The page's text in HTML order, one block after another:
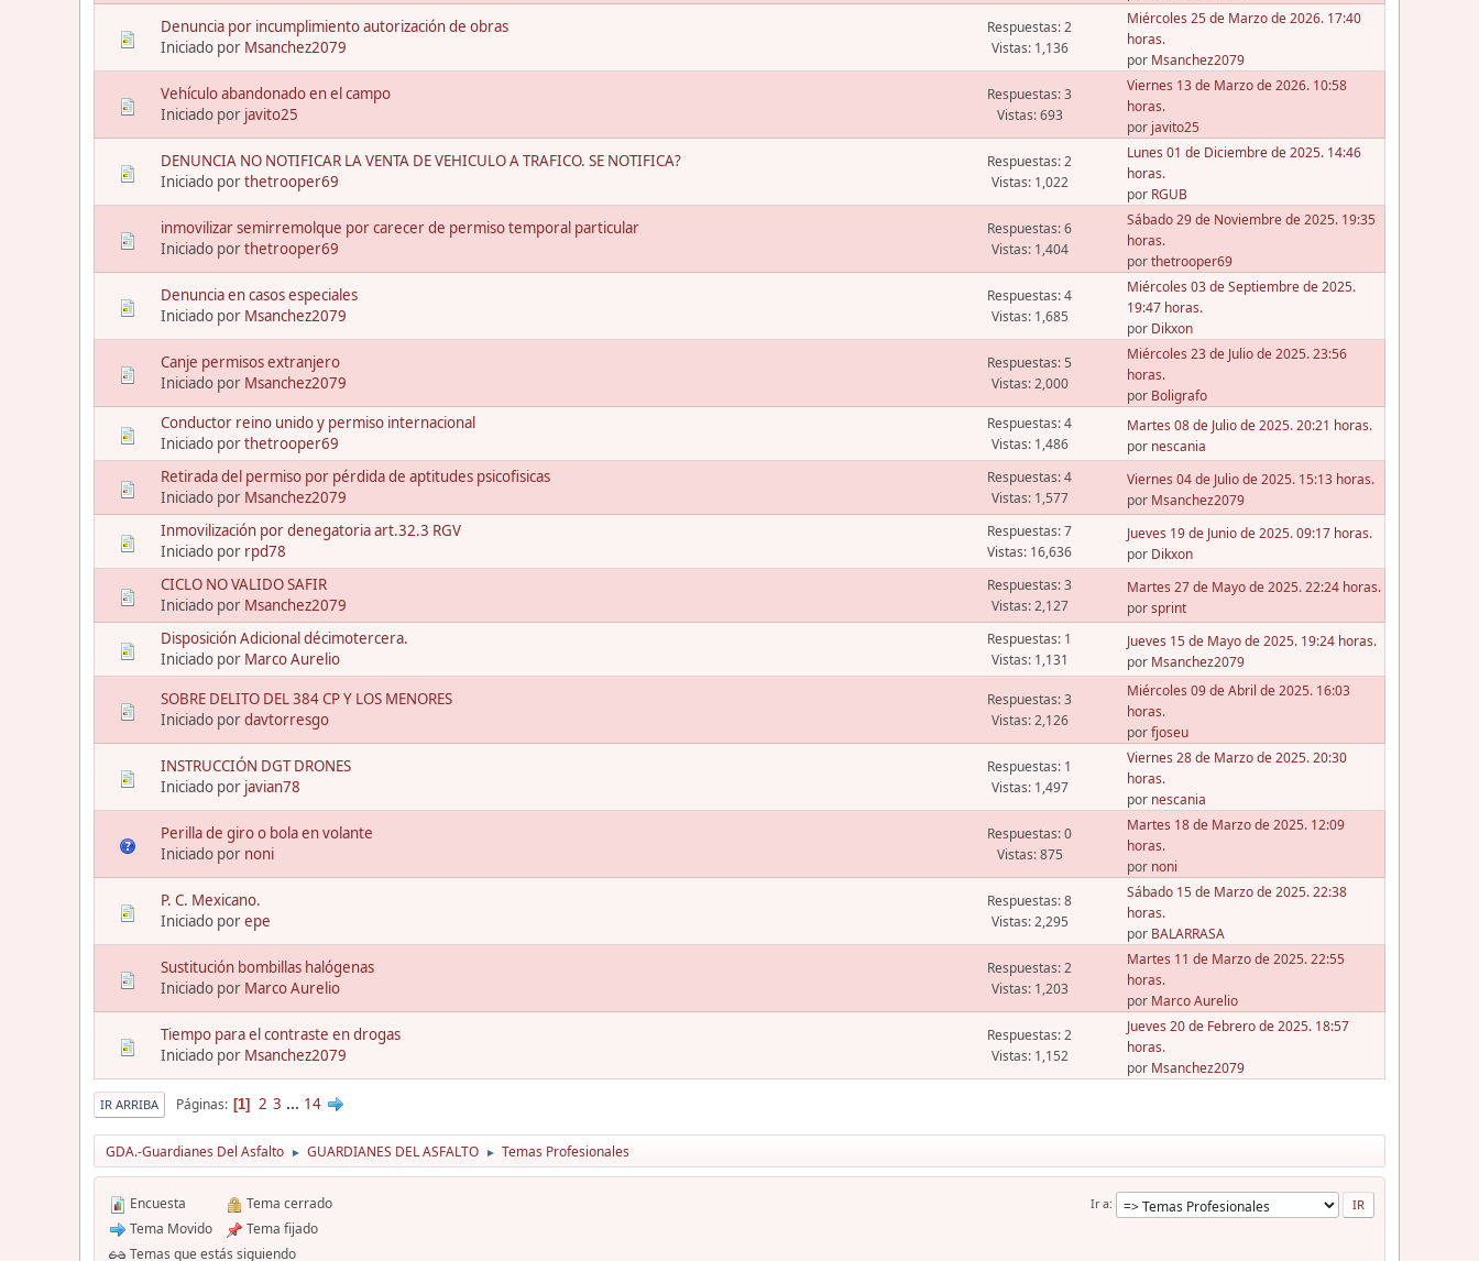
Denuncia por incumplimiento autorización de obras
Iniciado por Msanchez2079
Respuestas: 2
Vistas: 1,136
Miércoles 25 de Marzo de 2026. 17:40
horas.
por Msanchez2079
Vehículo abandonado en el campo
Iniciado por javito25
Respuestas: 3
Vistas: 693
Viernes 13 de Marzo de 2026. 10:58
horas.
por javito25
DENUNCIA NO NOTIFICAR LA VENTA DE VEHICULO A TRAFICO. SE NOTIFICA?
Iniciado porthetrooper69
Respuestas: 2
Vistas: 1,022
Lunes 01 de Diciembre de 2025. 14:46
horas.
por RGUB
inmovilizar semirremolque por carecer de permiso temporal particular
Iniciado porthetrooper69
Respuestas: 6
Vistas: 1,404
Sábado 29 de Noviembre de 2025. 19:35
horas.
porthetrooper69
Denuncia en casos especiales
Iniciado por Msanchez2079
Respuestas: 4
Vistas: 1,685
Miércoles 03 de Septiembre de 2025.
19:47 horas.
por Dikxon
Canje permisos extranjero
Iniciado por Msanchez2079
Respuestas: 5
Vistas: 2,000
Miércoles 23 de Julio de 2025. 23:56
horas.
por Boligrafo
Conductor reino unido y permiso internacional
Iniciado porthetrooper69
Respuestas: 4
Vistas: 1,486
Martes 08 de Julio de 2025. 20:21 horas.
por nescania
Retirada del permiso por pérdida de aptitudes psicofisicas
Iniciado por Msanchez2079
Respuestas: 4
Vistas: 1,577
Viernes 04 de Julio de 2025. 15:13 horas.
por Msanchez2079
Inmovilización por denegatoria art.32.3 RGV
Iniciado por rpd78
Respuestas: 7
Vistas: 16,636
Jueves 19 de Junio de 2025. 09:17 horas.
por Dikxon
CICLO NO VALIDO SAFIR
Iniciado por Msanchez2079
Respuestas: 3
Vistas: 2,127
Martes 27 de Mayo de 2025. 22:24 horas.
porsprint
Disposición Adicional décimotercera.
Iniciado por Marco Aurelio
Respuestas: 1
Vistas: 1,131
Jueves 15 de Mayo de 2025. 19:24 horas.
por Msanchez2079
SOBRE DELITO DEL 384 CP Y LOS MENORES
Iniciado pordavtorresgo
Respuestas: 3
Vistas: 2,126
Miércoles 09 de Abril de 2025. 16:03
horas.
porfjoseu
INSTRUCCIÓN DGT DRONES
Iniciado por javian78
Respuestas: 1
Vistas: 1,497
Viernes 28 de Marzo de 2025. 20:30
horas.
por nescania
Perilla de giro o bola en volante
Iniciado por noni
Respuestas: 0
Vistas: 875
Martes 18 de Marzo de 2025. 12:09
horas.
por noni
P. C. Mexicano.
Iniciado porepe
Respuestas: 8
Vistas: 2,295
Sábado 15 de Marzo de 2025. 22:38
horas.
por BALARRASA
Sustitución bombillas halógenas
Iniciado por Marco Aurelio
Respuestas: 2
Vistas: 1,203
Martes 11 de Marzo de 2025. 22:55
horas.
por Marco Aurelio
Tiempo para el contraste en drogas
Iniciado por Msanchez2079
Respuestas: 2
Vistas: 1,152
Jueves 20 de Febrero de 2025. 18:57
horas.
por Msanchez2079
IR ARRIBA Páginas 1 2 3 ... 14
GDA.-Guardianes Del Asfalto ► GUARDIANES DEL ASFALTO ► Temas Profesionales
Ir a
Encuesta
Tema Movido
Tema cerrado
Tema fijado
Temas que estás siguiendo